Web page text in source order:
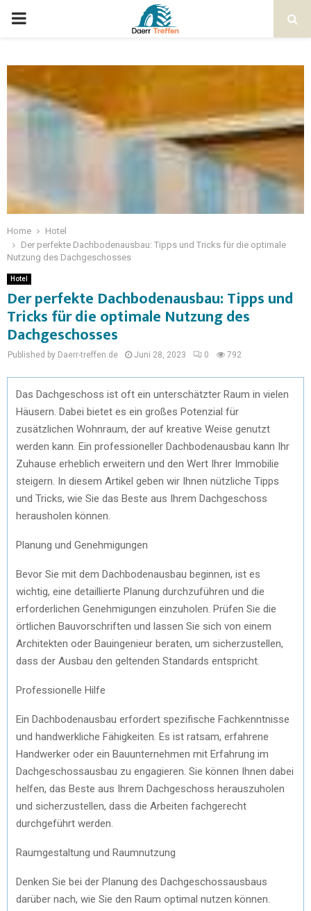
Home
Hotel
Der perfekte Dachbodenausbau: Tipps und Tricks für die optimale
Nutzung des Dachgeschosses
Hotel
Der perfekte Dachbodenausbau: Tipps und
Tricks für die optimale Nutzung des
Dachgeschosses
Published by Daerr-treffen.de Juni 28, 2023 0 792
Das Dachgeschoss ist oft ein unterschätzter Raum in vielen
Häusern. Dabei bietet es ein großes Potenzial für
zusätzlichen Wohnraum, der auf kreative Weise genutzt
werden kann. Ein professioneller Dachbodenausbau kann Ihr
Zuhause erheblich erweitern und den Wert Ihrer Immobilie
steigern. In diesem Artikel geben wir Ihnen nützliche Tipps
und Tricks, wie Sie das Beste aus Ihrem Dachgeschoss
herausholen können.
Planung und Genehmigungen
Bevor Sie mit dem Dachbodenausbau beginnen, ist es
wichtig, eine detaillierte Planung durchzuführen und die
erforderlichen Genehmigungen einzuholen. Prüfen Sie die
örtlichen Bauvorschriften und lassen Sie sich von einem
Architekten oder Bauingenieur beraten, um sicherzustellen,
dass der Ausbau den geltenden Standards entspricht.
Professionelle Hilfe
Ein Dachbodenausbau erfordert spezifische Fachkenntnisse
und handwerkliche Fähigkeiten. Es ist ratsam, erfahrene
Handwerker oder ein Bauunternehmen mit Erfahrung im
Dachgeschossausbau zu engagieren. Sie können Ihnen dabei
helfen, das Beste aus Ihrem Dachgeschoss herauszuholen
und sicherzustellen, dass die Arbeiten fachgerecht
durchgeführt werden.
Raumgestaltung und Raumnutzung
Denken Sie bei der Planung des Dachgeschossausbaus
darüber nach, wie Sie den Raum optimal nutzen können.